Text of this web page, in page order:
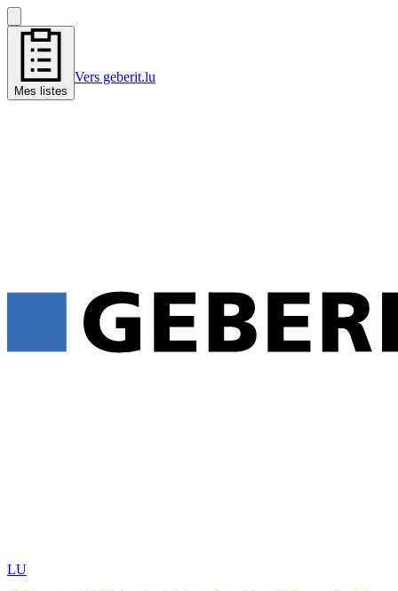
Mes listes
Vers geberit.lu
LU